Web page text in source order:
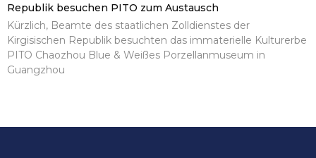
Republik besuchen PITO zum Austausch
Kürzlich, Beamte des staatlichen Zolldienstes der
Kirgisischen Republik besuchten das immaterielle Kulturerbe
PITO Chaozhou Blue & Weißes Porzellanmuseum in
Guangzhou